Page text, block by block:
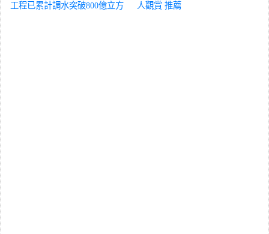
工程已累計調水突破800億立方
人觀賞 推薦